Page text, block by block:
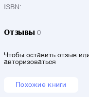
ISBN:
Отзывы 0
Чтобы оставить отзыв
авторизоваться
Похожие книги